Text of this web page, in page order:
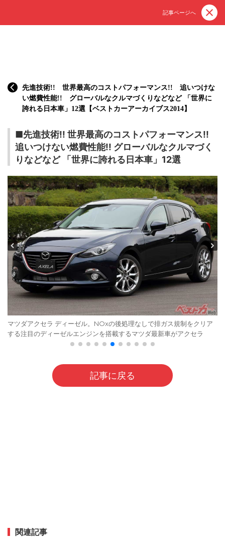
記事ページへ
先進技術!! 世界最高のコストパフォーマンス!! 追いつけな
い燃費性能!! グローバルなクルマづくりなどなど 「世界に
誇れる日本車」12選【ベストカーアーカイブス2014】
■先進技術!! 世界最高のコストパフォーマンス!!
追いつけない燃費性能!! グローバルなクルマづく
りなどなど 「世界に誇れる日本車」12選
マツダアクセラ ディーゼル。NOxの後処理なしで排ガス規制をクリア
する注目のディーゼルエンジンを搭載するマツダ最新車がアクセラ
記事に戻る
関連記事